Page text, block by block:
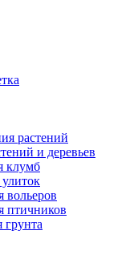
растений
и деревьев
клумб
вольеров
птичников
грунта